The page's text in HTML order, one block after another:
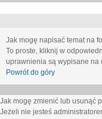
Jak mogę napisać temat na
To proste, kliknij w
uprawnienia są wypisane na
Powrót do góry
Jak mogę zmienić lub usunąć
Jeżeli nie jesteś